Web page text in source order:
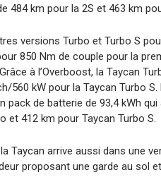
484 km pour la 2S et 463 km
versions Turbo et Turbo S
850 Nm de couple pour la
à l’Overboost, la Taycan
560 kW pour la Taycan Turbo
pack de batterie de 93,4 kWh
et 412 km pour Taycan Turbo S.
Taycan arrive aussi dans une
proposant une garde au sol